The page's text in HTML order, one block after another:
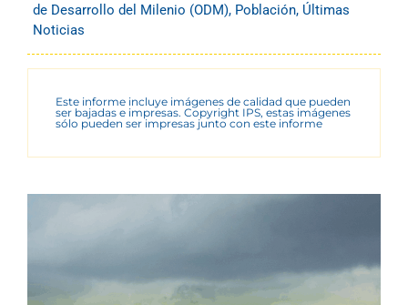
de Desarrollo del Milenio (ODM), Población, Últimas
Noticias
Este informe incluye imágenes de calidad que pueden
ser bajadas e impresas. Copyright IPS, estas imágenes
sólo pueden ser impresas junto con este informe